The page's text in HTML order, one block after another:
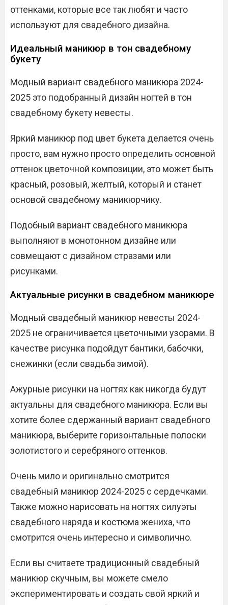
оттенками, которые все так любят и часто
используют для свадебного дизайна.
Идеальный маникюр в тон свадебному
букету
Модный вариант свадебного маникюра 2024-
2025 это подобранный дизайн ногтей в тон
свадебному букету невесты.
Яркий маникюр под цвет букета делается очень
просто, вам нужно просто определить основной
оттенок цветочной композиции, это может быть
красный, розовый, желтый, который и станет
основой свадебному маникюрчику.
Подобный вариант свадебного маникюра
выполняют в монотонном дизайне или
совмещают с дизайном стразами или
рисунками.
Актуальные рисунки в свадебном маникюре
Модный свадебный маникюр невесты 2024-
2025 не ограничивается цветочными узорами. В
качестве рисунка подойдут бантики, бабочки,
снежинки (если свадьба зимой).
Ажурные рисунки на ногтях как никогда будут
актуальны для свадебного маникюра. Если вы
хотите более сдержанный вариант свадебного
маникюра, выберите горизонтальные полоски
золотистого и серебряного оттенков.
Очень мило и оригинально смотрится
свадебный маникюр 2024-2025 с сердечками.
Также можно нарисовать на ногтях силуэты
свадебного наряда и костюма жениха, что
смотрится очень интересно и символично.
Если вы считаете традиционный свадебный
маникюр скучным, вы можете смело
экспериментировать и создать свой яркий и